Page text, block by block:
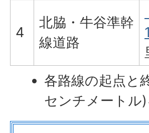
4
北脇・牛谷準幹
線道路
各路線の起点と
センチメートル